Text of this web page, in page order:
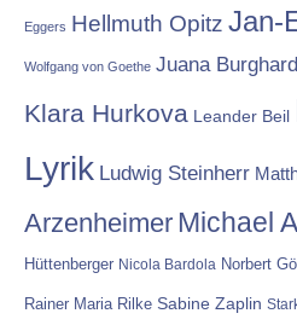
Eggers Hellmuth Opitz Jan-
Wolfgang von Goethe Juana
Klara Hurkova Leander Beil
Lyrik Ludwig Steinherr
Arzenheimer Michael
Hüttenberger Nicola Bardola Norbert
Rainer Maria Rilke Sabine Zaplin